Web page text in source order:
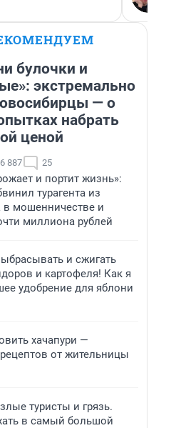
булочки и
экстремально
— о
набрать
ценой
6 887 25
и портит жизнь»:
турагента из
в мошенничестве и
миллиона рублей
и сжигать
и картофеля! Как я
удобрение для яблони
хачапури —
от жительницы
туристы и грязь.
в самый большой